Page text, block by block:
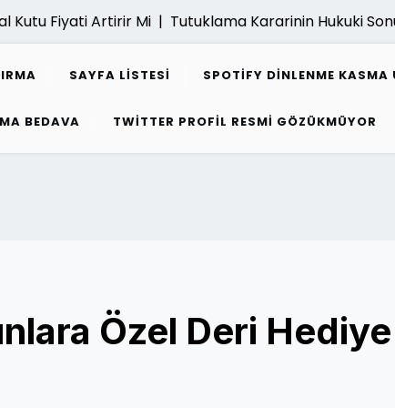
Fiyati Artirir Mi |Tutuklama Kararinin Hukuki
SAYFA LISTESI SPOTIFY DINLENME KASMA
BEDAVA TWITTER PROFIL RESMI GÖZÜKMÜYOR
Özel Deri Hediye